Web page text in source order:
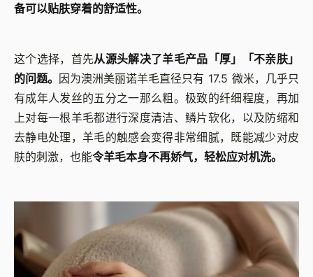
备可以贴肤穿着的舒适性。
这个选择，首先从源头解决了羊毛产品「厚」「不亲肤」
的问题。 因为澳洲美丽诺羊毛直径只有 17.5 微米，几乎只
有成年人发丝的五分之一那么粗。极致的纤细程度，再加
上对每一根羊毛都进行深度清洁、鳞片软化，以及防缩和
去静电处理，羊毛的触感会变得非常细腻，既能减少对皮
肤的刺激，也能令羊毛本身不再娇气，轻松应对机洗。